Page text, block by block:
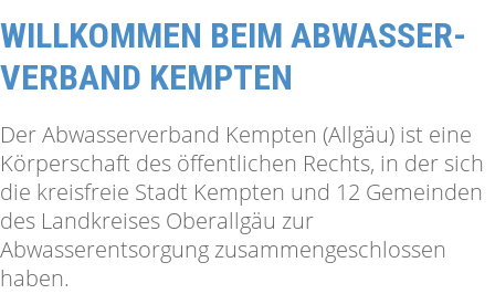
WILLKOMMEN BEIM ABWASSER­
VERBAND KEMPTEN
Der Abwasserverband Kempten (Allgäu) ist eine
Körperschaft des öffentlichen Rechts, in der sich
die kreisfreie Stadt Kempten und 12 Gemeinden
des Landkreises Oberallgäu zur
Abwasserentsorgung zusammengeschlossen
haben.